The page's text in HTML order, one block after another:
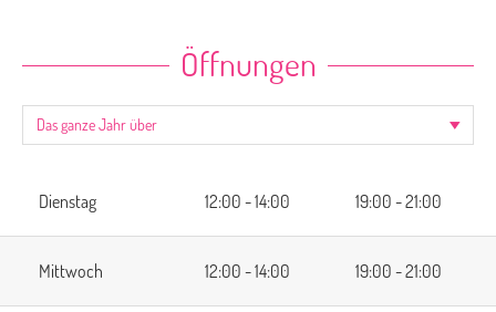
Öffnungen
Dienstag 12:00 - 14:00 19:00 - 21:00
Mittwoch 12:00 - 14:00 19:00 - 21:00